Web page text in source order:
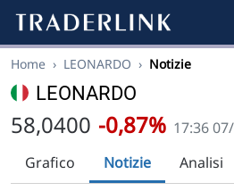
Home › LEONARDO › Notizie
LEONARDO
58,0400 -0,87% 17:36
Grafico
Notizie Analisi